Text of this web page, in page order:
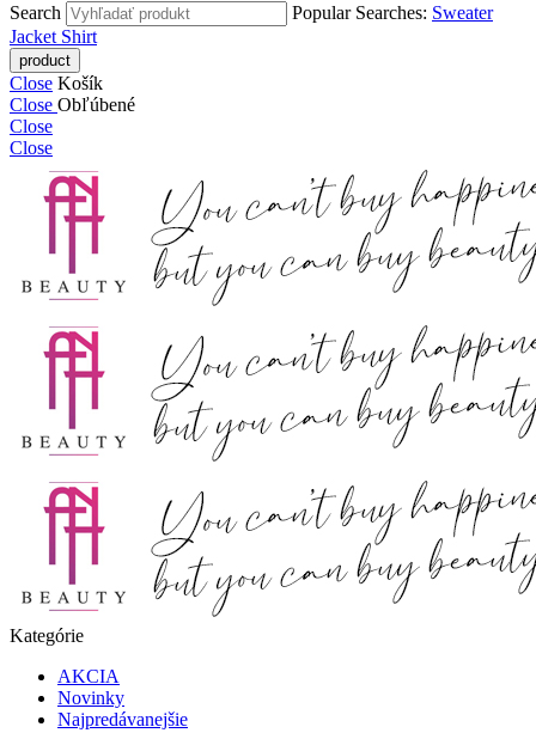
Search Popular Searches: Sweater
Jacket Shirt
Close Košík
Close Obľúbené
Close
Close
Kategórie
AKCIA
Novinky
Najpredávanejšie